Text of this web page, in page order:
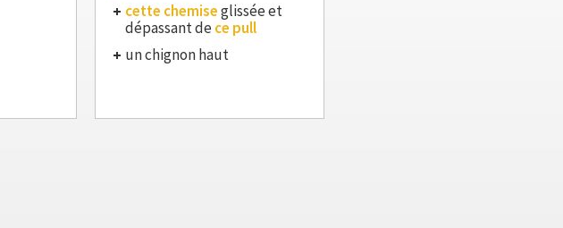
cette chemiseglissée et
dépassant dece pull
un chignon haut